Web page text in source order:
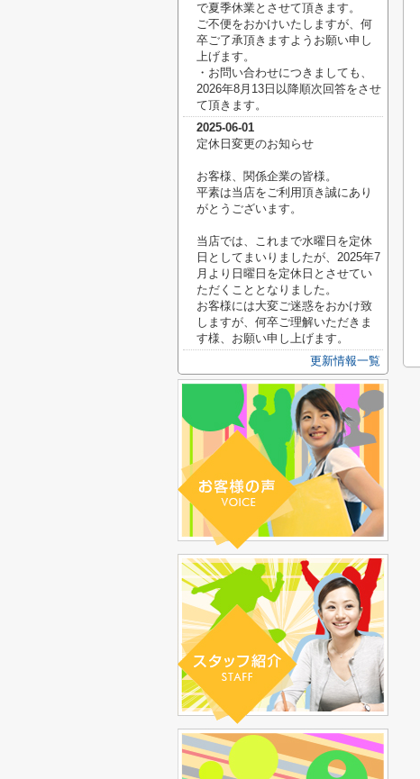
で夏季休業とさせて頂きます。
ご不便をおかけいたしますが、何
卒ご了承頂きますようお願い申し
上げます。
・お問い合わせにつきましても、
2026年8月13日以降順次回答をさせ
て頂きます。
2025-06-01
定休日変更のお知らせ
お客様、関係企業の皆様。
平素は当店をご利用頂き誠にあり
がとうございます。
当店では、これまで水曜日を定休
日としてまいりましたが、2025年7
月より日曜日を定休日とさせてい
ただくこととなりました。
お客様には大変ご迷惑をおかけ致
しますが、何卒ご理解いただきま
す様、お願い申し上げます。
更新情報一覧